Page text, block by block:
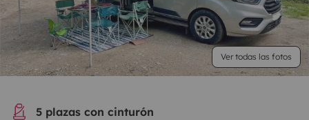
Ver todas las fotos
5 plazas con cinturón